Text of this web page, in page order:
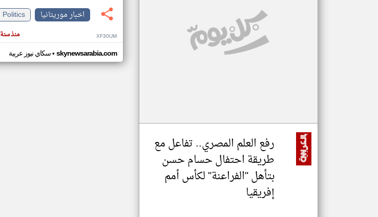
رفع العلم المصري.. تفاعل مع
طريقة احتفال حسام حسن
بتأهل "الفراعنة" لكأس أمم
إفريقيا
اخبار موريتانيا
Politics
منذ سنة XF30UM
سكاي نيوز عربية• skynewsarabia.com